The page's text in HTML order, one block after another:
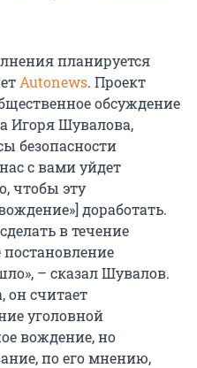
планируется
Autonews. Проект
обсуждение
Игоря Шувалова,
безопасности
с вами уйдет
чтобы эту
доработать.
в течение
– сказал Шувалов.
он считает
уголовной
вождение, но
по его мнению,